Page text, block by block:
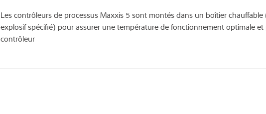
Les contrôleurs de processus Maxxis 5 sont montés dans un boîtier
explosif spécifié) pour assurer une température de fonctionnement optimale
contrôleur